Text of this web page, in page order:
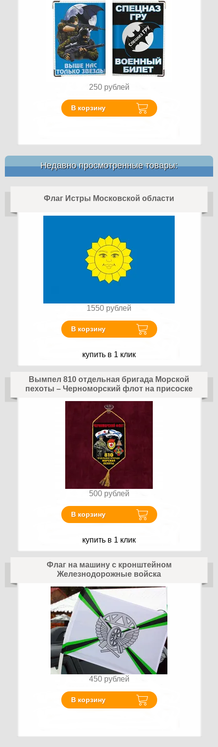
250 рублей
В корзину
Недавно просмотренные товары:
Флаг Истры Московской области
1550 рублей
В корзину
купить в 1 клик
Вымпел 810 отдельная бригада Морской
пехоты – Черноморский флот на присоске
500 рублей
В корзину
купить в 1 клик
Флаг на машину с кронштейном
Железнодорожные войска
450 рублей
В корзину